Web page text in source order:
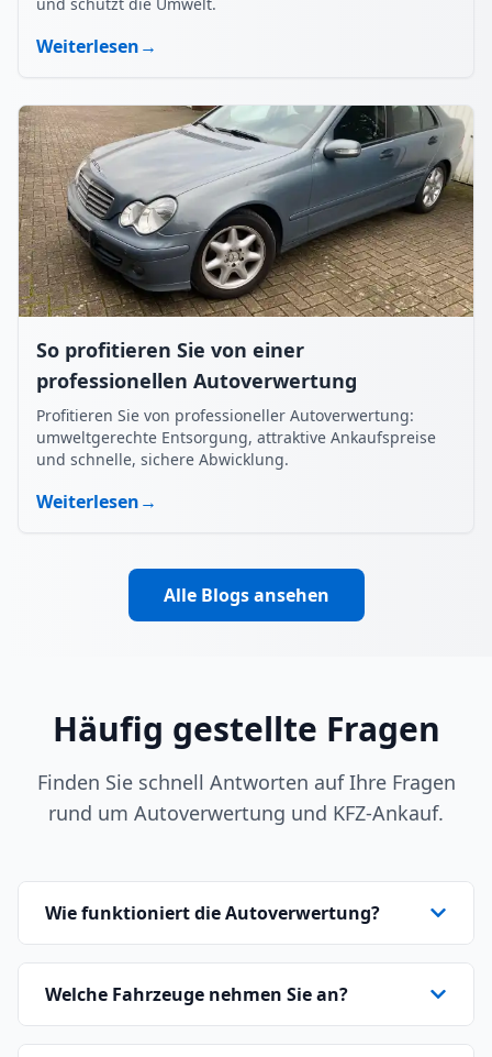
Weiterlesen→
So profitieren Sie von einer
professionellen Autoverwertung
Profitieren Sie von professioneller Autoverwertung:
umweltgerechte Entsorgung, attraktive Ankaufspreise
und schnelle, sichere Abwicklung.
Weiterlesen→
Alle Blogs ansehen
Häufig gestellte Fragen
Finden Sie schnell Antworten auf Ihre Fragen
rund um Autoverwertung und KFZ-Ankauf.
Wie funktioniert die Autoverwertung?
Welche Fahrzeuge nehmen Sie an?